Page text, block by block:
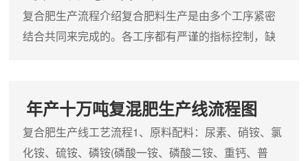
复合肥生产流程介绍复合肥料生产是由多个工序紧密
结合共同来完成的。各工序都有严谨的指标控制，缺
年产十万吨复混肥生产线流程图
复合肥生产线工艺流程1、原料配料：尿素、硝铵、氯
化铵、硫铵、磷铵(磷酸一铵、磷酸二铵、重钙、普